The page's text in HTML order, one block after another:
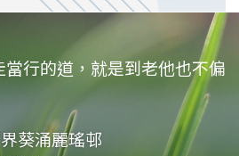
當行的道，就是到老他也不偏
葵涌麗瑤邨